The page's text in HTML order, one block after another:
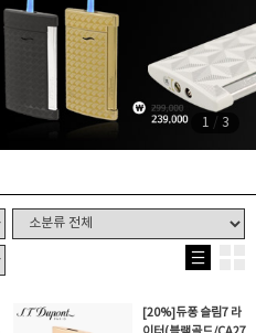
1 / 3
[20%]듀퐁 슬림7 라